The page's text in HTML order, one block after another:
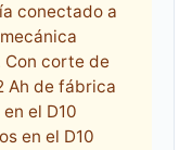
conectado a
Con corte de
Ah de fábrica
el D10
en el D10